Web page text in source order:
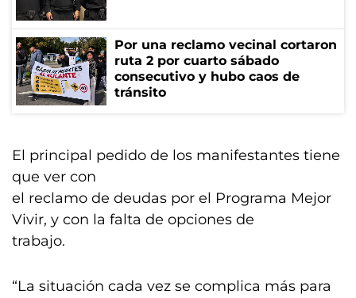
Por una reclamo vecinal cortaron
ruta 2 por cuarto sábado
consecutivo y hubo caos de
tránsito
El principal pedido de los manifestantes tiene
que ver con
el reclamo de deudas por el Programa Mejor
Vivir, y con la falta de opciones de
trabajo.
“La situación cada vez se complica más para